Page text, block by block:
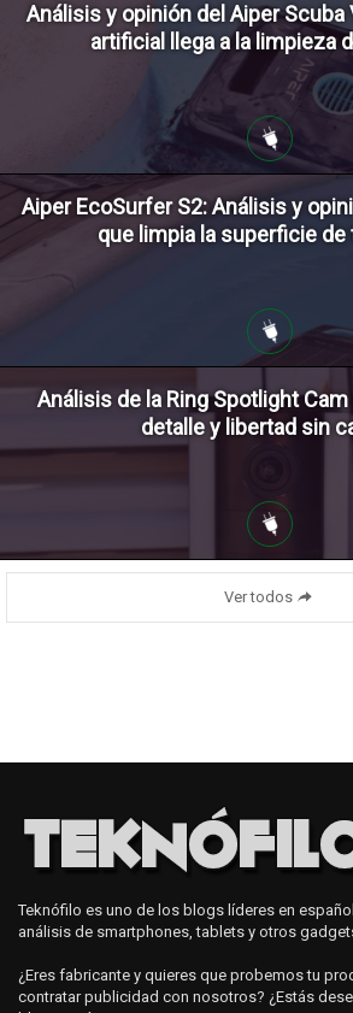
Análisis y opinión del Aiper Scuba
artificial llega a la limpieza
Aiper EcoSurfer S2: Análisis y
que limpia la superficie de
Análisis de la Ring Spotlight
detalle y libertad sin
Ver todos
Teknófilo es uno de los blogs líderes en
análisis de smartphones, tablets y otros
¿Eres fabricante y quieres que probemos tu
contratar publicidad con nosotros? ¿Estás